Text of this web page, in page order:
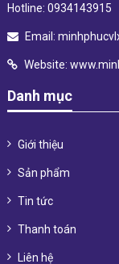
Hotline: 0934143915
Email:
Website:
Danh mục
Giới thiệu
Sản phẩm
Tin tức
Thanh toán
Liên hệ